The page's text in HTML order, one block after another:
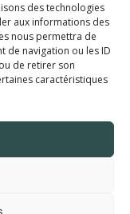
des technologies
aux informations des
nous permettra de
de navigation ou les ID
de retirer son
caractéristiques